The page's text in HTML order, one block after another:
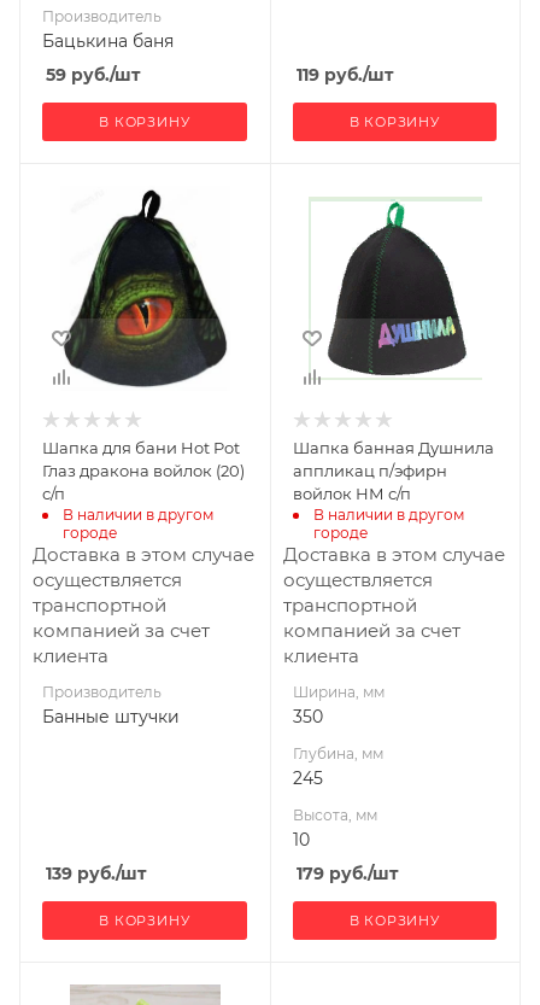
Производитель
Бацькина баня
59 руб./шт
В КОРЗИНУ
119руб./шт
В КОРЗИНУ
Производитель
Банные штучки
Шапка для бани Hot Pot
Глаз дракона войлок (20)
с/п
В наличии в другом
городе
Доставка в этом случае
осуществляется
транспортной
компанией за счет
клиента
Производитель
Банные штучки
139 руб./шт
В КОРЗИНУ
Ширина, мм
Глубина, мм
Высота, мм
10
Шапка банная Душнила
аппликац п/эфирн
войлок НМ с/п
В наличии в другом
городе
Доставка в этом случае
осуществляется
транспортной
компанией за счет
клиента
Ширина, мм
350
Глубина, мм
245
Высота, мм
10
179руб./шт
В КОРЗИНУ
Ширина, мм